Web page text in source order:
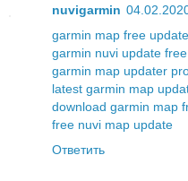
nuvigarmin
garmin map free update
garmin nuvi update
garmin map updater
latest garmin map
download garmin map
free nuvi map update
Ответить